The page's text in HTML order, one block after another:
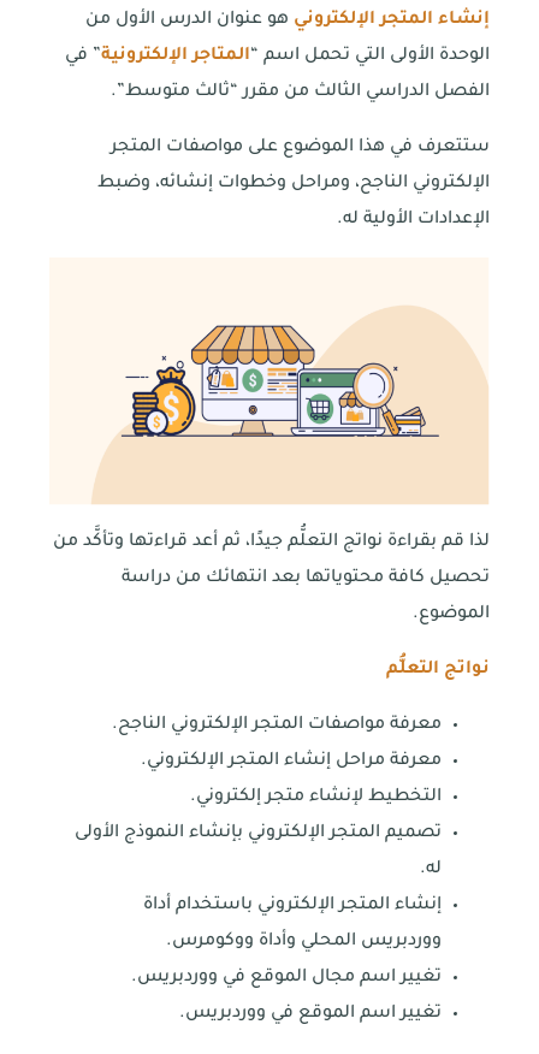
إنشاء المتجر الإلكتروني هو عنوان الدرس الأول من
الوحدة الأولى التي تحمل اسم “المتاجر الإلكترونية” في
الفصل الدراسي الثالث من مقرر “ثالث متوسط”.
ستتعرف في هذا الموضوع على مواصفات المتجر
الإلكتروني الناجح، ومراحل وخطوات إنشائه، وضبط
الإعدادات الأولية له.
لذا قم بقراءة نواتج التعلُّم جيدًا، ثم أعد قراءتها وتأكَّد من
تحصيل كافة محتوياتها بعد انتهائك من دراسة
الموضوع.
نواتج التعلُّم
معرفة مواصفات المتجر الإلكتروني الناجح.
معرفة مراحل إنشاء المتجر الإلكتروني.
التخطيط لإنشاء متجر إلكتروني.
تصميم المتجر الإلكتروني بإنشاء النموذج الأولى
له.
إنشاء المتجر الإلكتروني باستخدام أداة
ووردبريس المحلي وأداة ووكومرس.
تغيير اسم مجال الموقع في ووردبريس.
تغيير اسم الموقع في ووردبريس.